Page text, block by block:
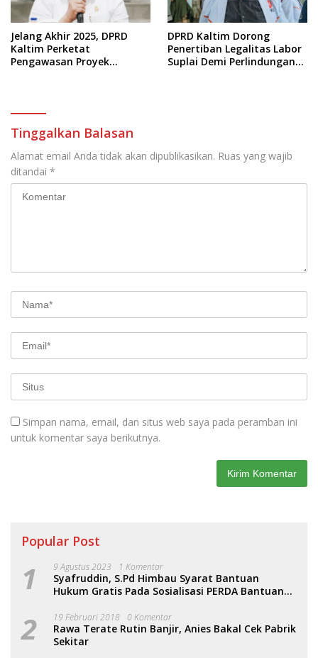
Jelang Akhir 2025, DPRD
Kaltim Perketat
Pengawasan Proyek
DPRD Kaltim Dorong
Penertiban Legalitas Labor
Suplai Demi Perlindungan
Tinggalkan Balasan
Alamat email Anda tidak akan dipublikasikan. Ruas yang wajib
ditandai *
Simpan nama, email, dan situs web saya pada peramban ini
untuk komentar saya berikutnya.
Popular Post
1 9 Agustus 2023 1 Komentar
Syafruddin, S.Pd Himbau Syarat Bantuan
Hukum Gratis Pada Sosialisasi PERDA Bantuan
2 19 Februari 2018 0 Komentar
Rawa Terate Rutin Banjir, Anies Bakal Cek Pabrik
Sekitar